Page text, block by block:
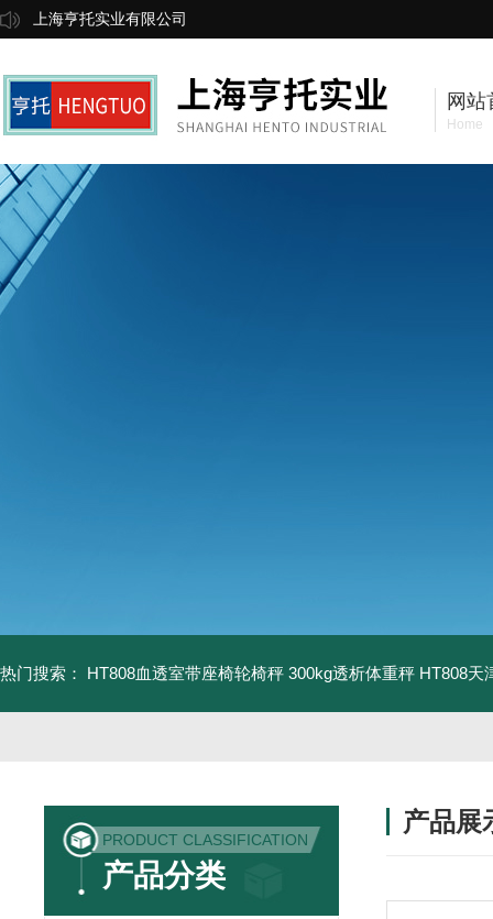
上海亨托实业有限公司
网站
Home
热门搜索： HT808血透室带座椅轮椅秤 300kg透析体重秤 HT808天
PRODUCT CLASSIFICATION
产品分类
产品展